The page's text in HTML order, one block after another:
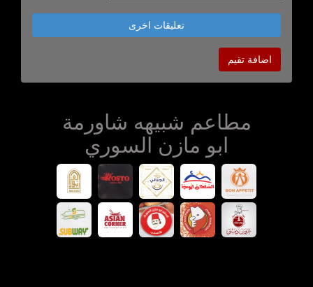
تعليقات اخرى
اضافة تقيم
مطاعم شبيهه شاورمة
ابو مازن السوري